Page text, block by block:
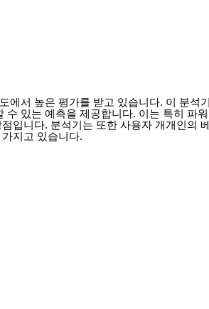
에서 높은 평가를 받고 있습니다. 이 분석
있는 예측을 제공합니다. 이는 특히 파
입니다. 분석기는 또한 사용자 개개인의
지고 있습니다.